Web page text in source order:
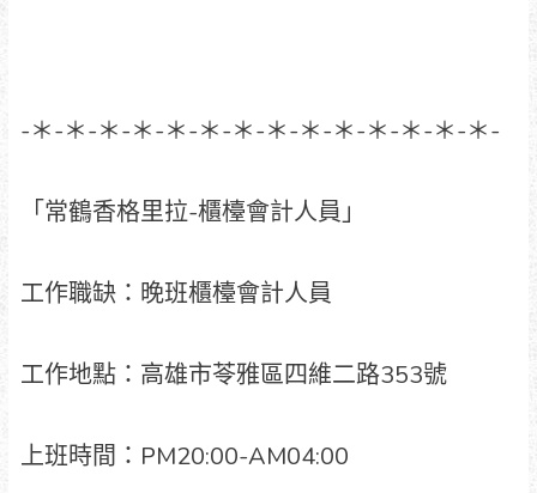
-＊-＊-＊-＊-＊-＊-＊-＊-＊-＊-＊-＊-＊-＊-
「常鶴香格里拉-櫃檯會計人員」
工作職缺：晚班櫃檯會計人員
工作地點：高雄市苓雅區四維二路353號
上班時間：PM20:00-AM04:00